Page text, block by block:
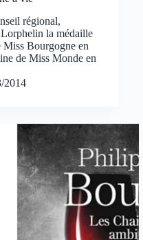
régional,
la médaille
Miss Bourgogne en
de Miss Monde en
2014